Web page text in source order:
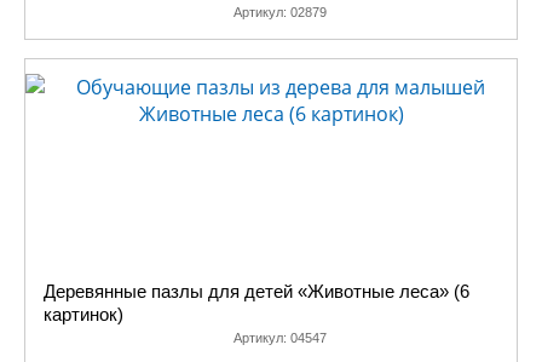
Артикул: 02879
Деревянные пазлы для детей «Животные леса» (6
картинок)
Артикул: 04547